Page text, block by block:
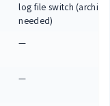
log file switch
needed)
—
—